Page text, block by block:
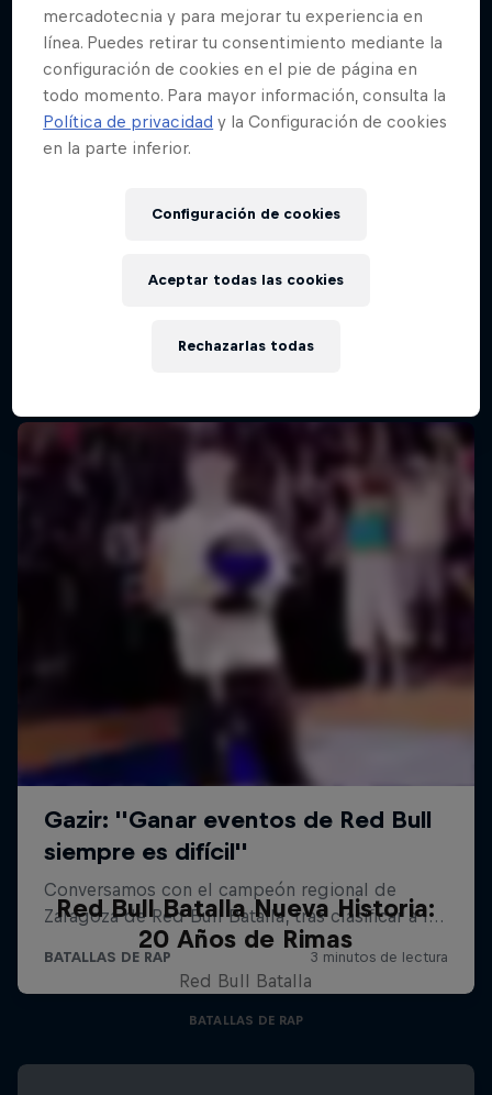
Red Bull Batalla Nueva Historia:
20 Años de Rimas
Red Bull Batalla
BATALLAS DE RAP
mercadotecnia y para mejorar tu experiencia en
línea. Puedes retirar tu consentimiento mediante la
configuración de cookies en el pie de página en
todo momento. Para mayor información, consulta la
Política de privacidad y la Configuración de cookies
en la parte inferior.
Configuración de cookies
Rechazarlas todas
Aceptar todas las cookies